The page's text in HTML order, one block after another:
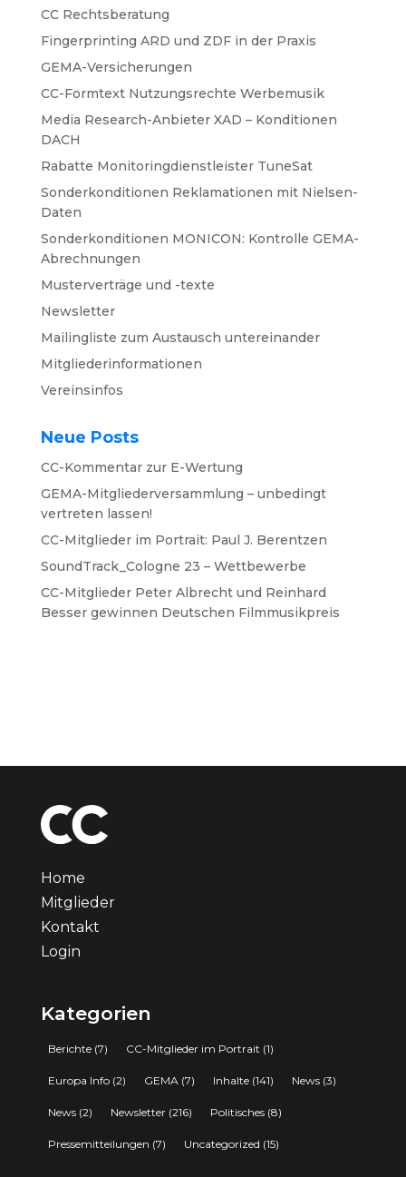
CC Rechtsberatung
Fingerprinting ARD und ZDF in der Praxis
GEMA-Versicherungen
CC-Formtext Nutzungsrechte Werbemusik
Media Research-Anbieter XAD – Konditionen
DACH
Rabatte Monitoringdienstleister TuneSat
Sonderkonditionen Reklamationen mit Nielsen-
Daten
Sonderkonditionen MONICON: Kontrolle GEMA-
Abrechnungen
Musterverträge und -texte
Newsletter
Mailingliste zum Austausch untereinander
Mitgliederinformationen
Vereinsinfos
Neue Posts
CC-Kommentar zur E-Wertung
GEMA-Mitgliederversammlung – unbedingt
vertreten lassen!
CC-Mitglieder im Portrait: Paul J. Berentzen
SoundTrack_Cologne 23 – Wettbewerbe
CC-Mitglieder Peter Albrecht und Reinhard
Besser gewinnen Deutschen Filmmusikpreis
Home
Mitglieder
Kontakt
Login
Kategorien
Berichte(7) CC-Mitglieder im Portrait (1)
Europa Info(2) GEMA(7) Inhalte(141) News(3)
News(2) Newsletter(216) Politisches(8)
Pressemitteilungen (7) Uncategorized (15)